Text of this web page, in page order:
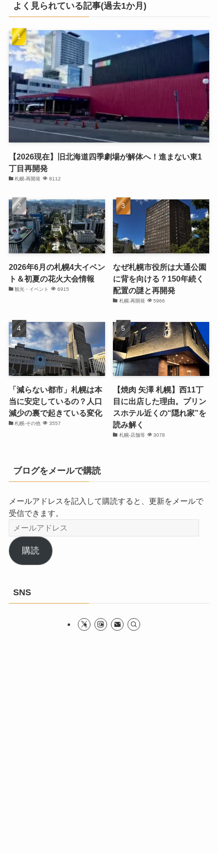
よく見られている記事(過去1か月)
【2026現在】旧北海道四季劇場が解体へ！進まない東1
丁目再開発
札幌-再開発 8112
2026年6月の札幌4大イベン
ト＆初夏の花火大会情報
観光・イベント 6915
なぜ札幌市役所は大通公園
に背を向ける？150年続く
配置の謎と再開発
札幌-再開発 5966
「減らない都市」札幌は本
当に安定しているの？人口
減少の裏で起きている変化
札幌-その他 3557
【焼肉 矢澤 札幌】西11丁
目に出店した理由。プリン
スホテル近くの“隠れ家”を
読み解く
札幌-店舗等 3078
ブログをメールで購読
メールアドレスを記入して購読すると、更新をメールで
受信できます。
メ
ー
ル
ア
ス
購読
SNS